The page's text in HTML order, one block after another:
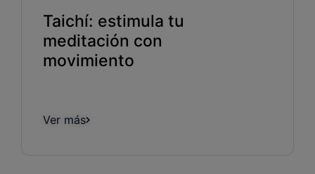
Taichí: estimula tu
meditación con
movimiento
Ver más